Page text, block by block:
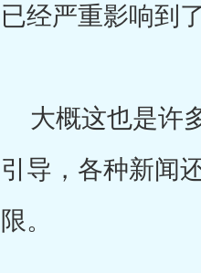
已经严重影响到
大概这也是许
引导，各种新闻
限。